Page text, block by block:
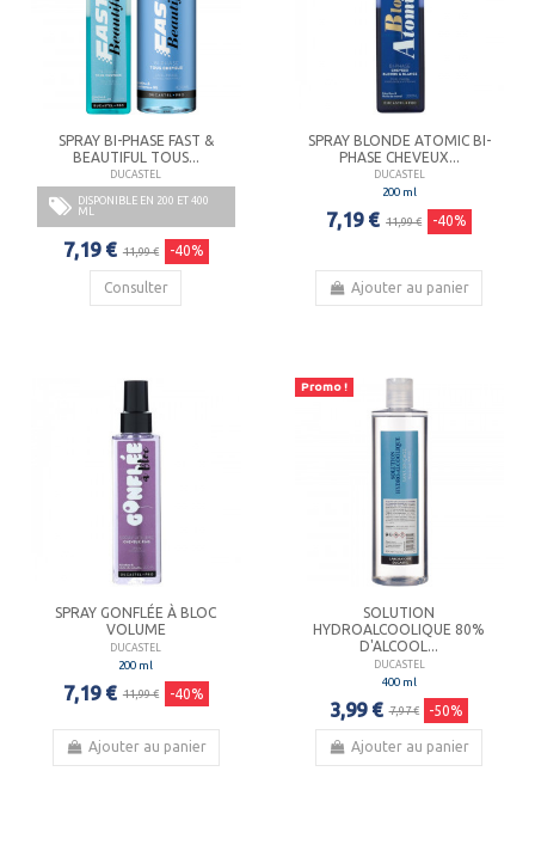
SPRAY BI-PHASE FAST &
BEAUTIFUL TOUS...
DUCASTEL
DISPONIBLE EN 200 ET 400
ML
7,19 € 11,99 € -40%
Consulter
SPRAY BLONDE ATOMIC BI-
PHASE CHEVEUX...
DUCASTEL
200 ml
7,19 € 11,99 € -40%
Ajouter au panier
SPRAY GONFLÉE À BLOC
VOLUME
DUCASTEL
200 ml
7,19 € 11,99 € -40%
Ajouter au panier
Promo !
SOLUTION
HYDROALCOOLIQUE 80%
D'ALCOOL...
DUCASTEL
400 ml
3,99 € 7,97 € -50%
Ajouter au panier